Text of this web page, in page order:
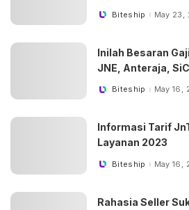
PostedBiteship May 23,
Inilah Besaran
JNE, Anteraja,
PostedBiteship May 16,
Informasi Tarif
Layanan 2023
PostedBiteship May 16,
Rahasia Seller